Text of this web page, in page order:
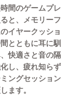
間のゲームプ
と、メモリー
イヤークッシ
とともに耳に
快適さと音の
し、疲れ知ら
ングセッショ
ます。